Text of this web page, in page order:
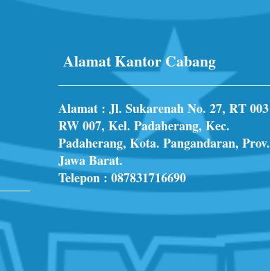
Alamat Kantor Cabang
Alamat : Jl. Sukarenah No. 27, RT 003
RW 007, Kel. Padaherang, Kec.
Padaherang, Kota. Pangandaran, Prov.
Jawa Barat.
Telepon :087831716690